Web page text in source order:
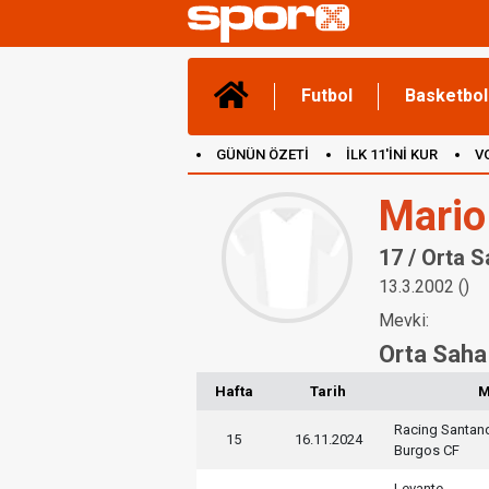
Futbol Basketbol
GÜNÜN ÖZETİ İLK 11'İNİ KUR
17 / Orta
13.3.2002 ()
Mevki:
Orta Saha
Hafta Tarih
15 16.11.2024
Racing
Burgos CF